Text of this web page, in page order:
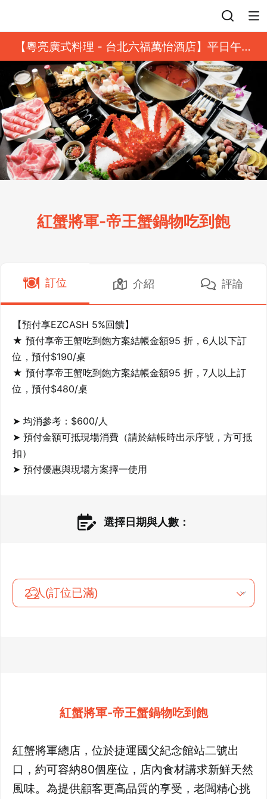
【粵亮廣式料理 - 台北六福萬怡酒店】平日午餐
8 折起｜靓港點套餐
紅蟹將軍-帝王蟹鍋物吃到飽
訂位 介紹 評論
【預付享EZCASH 5%回饋】
★ 預付享帝王蟹吃到飽方案結帳金額95 折，6人以下訂
位，預付$190/桌
★ 預付享帝王蟹吃到飽方案結帳金額95 折，7人以上訂
位，預付$480/桌
➤ 均消參考：$600/人
➤ 預付金額可抵現場消費（請於結帳時出示序號，方可抵
扣）
➤ 預付優惠與現場方案擇一使用
選擇日期與人數：
紅蟹將軍-帝王蟹鍋物吃到飽
紅蟹將軍總店，位於捷運國父紀念館站二號出
口，約可容納80個座位，店內食材講求新鮮天然
風味。為提供顧客更高品質的享受，老闆精心挑